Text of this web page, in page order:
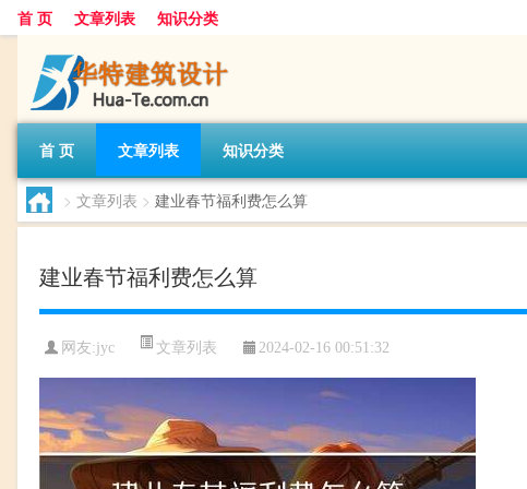
首 页 文章列表 知识分类
首 页 文章列表 知识分类
> 文章列表 > 建业春节福利费怎么算
建业春节福利费怎么算
网友:jyc 文章列表 2024-02-16 00:51:32